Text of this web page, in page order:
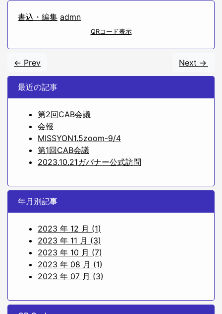
書込・編集 admn
QRコード表示
<- Prev Next ->
最近の記事
第2回CAB会議
会報
MISSYON1.5zoom-9/4
第1回CAB会議
2023.10.21ガバナー公式訪問
年月別記事
2023 年 12 月 (1)
2023 年 11 月 (3)
2023 年 10 月 (7)
2023 年 08 月 (1)
2023 年 07 月 (3)